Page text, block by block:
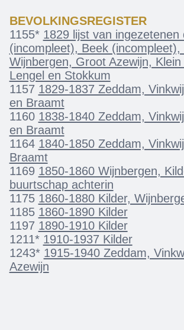
BEVOLKINGSREGISTER
1155* 1829 lijst van
(incompleet), Beek
Wijnbergen, Groot Azewijn,
Lengel en Stokkum
1157 1829-1837 Zeddam,
en Braamt
1160 1838-1840 Zeddam,
en Braamt
1164 1840-1850 Zeddam,
Braamt
1169 1850-1860 Wijnbergen,
buurtschap achterin
1175 1860-1880 Kilder,
1185 1860-1890 Kilder
1197 1890-1910 Kilder
1211* 1910-1937 Kilder
1243* 1915-1940 Zeddam,
Azewijn